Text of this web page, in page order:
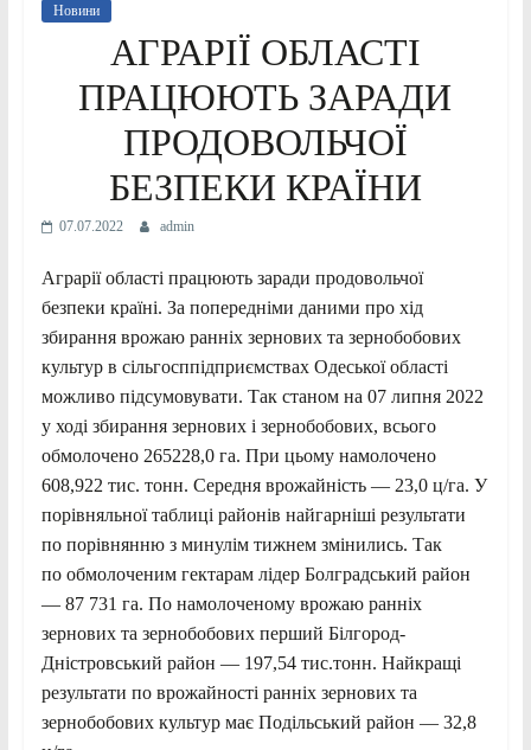
Новини
АГРАРІЇ ОБЛАСТІ
ПРАЦЮЮТЬ ЗАРАДИ
ПРОДОВОЛЬЧОЇ
БЕЗПЕКИ КРАЇНИ
07.07.2022 admin
Аграрії області працюють заради продовольчої
безпеки країні. За попередніми даними про хід
збирання врожаю ранніх зернових та зернобобових
культур в сільгосппідприємствах Одеської області
можливо підсумовувати. Так станом на 07 липня 2022
у ході збирання зернових і зернобобових, всього
обмолочено 265228,0 га. При цьому намолочено
608,922 тис. тонн. Середня врожайність — 23,0 ц/га. У
порівняльної таблиці районів найгарніші результати
по порівнянню з минулім тижнем змінились. Так
по обмолоченим гектарам лідер Болградський район
— 87 731 га. По намолоченому врожаю ранніх
зернових та зернобобових перший Білгород-
Дністровський район — 197,54 тис.тонн. Найкращі
результати по врожайності ранніх зернових та
зернобобових культур має Подільський район — 32,8